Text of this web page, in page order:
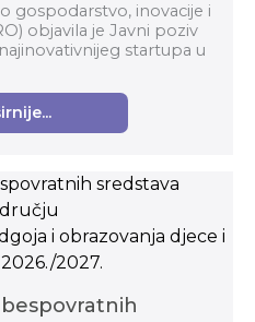
gospodarstvo, inovacije i
objavila je Javni poziv
startupa u